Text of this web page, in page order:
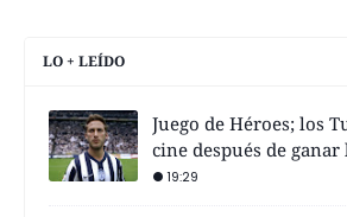
LO + LEÍDO
Juego de Héroes; los
cine después de ganar
19:29